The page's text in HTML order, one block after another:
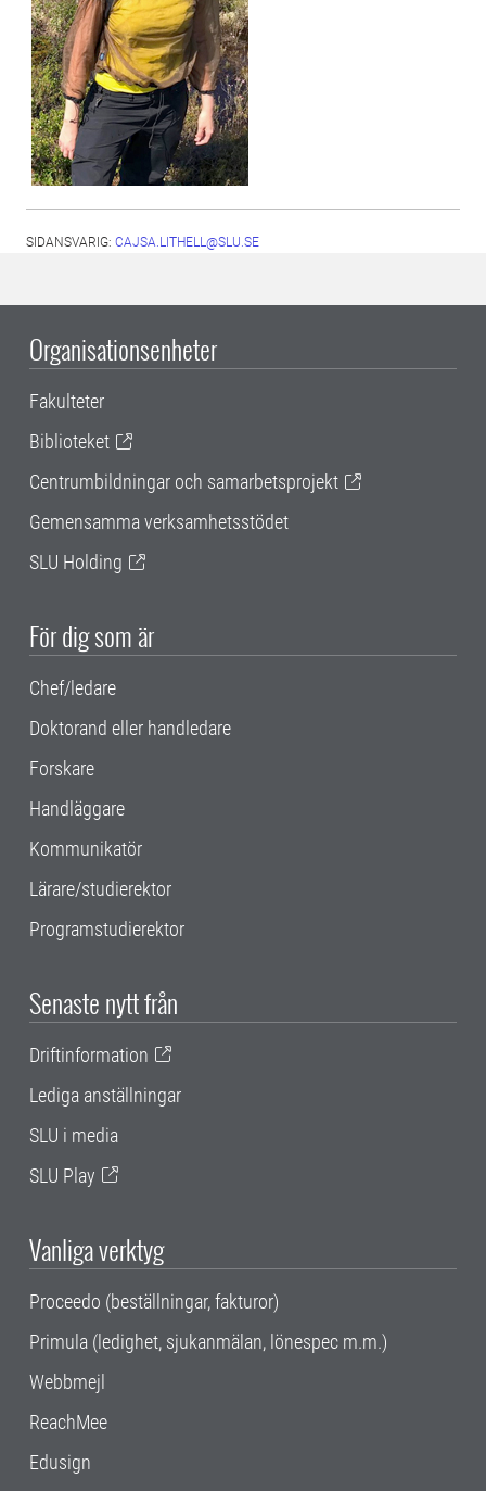
SIDANSVARIG: CAJSA.LITHELL@SLU.SE
Organisationsenheter
Fakulteter
Biblioteket
Centrumbildningar och samarbetsprojekt
Gemensamma verksamhetsstödet
SLU Holding
För dig som är
Chef/ledare
Doktorand eller handledare
Forskare
Handläggare
Kommunikatör
Lärare/studierektor
Programstudierektor
Senaste nytt från
Driftinformation
Lediga anställningar
SLU i media
SLU Play
Vanliga verktyg
Proceedo (beställningar, fakturor)
Primula (ledighet, sjukanmälan, lönespec m.m.)
Webbmejl
ReachMee
Edusign